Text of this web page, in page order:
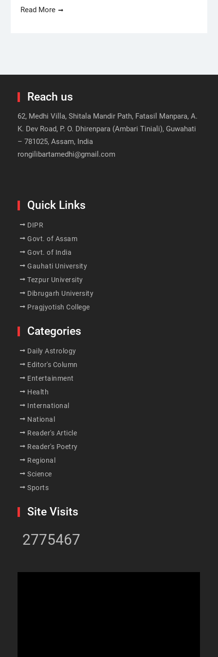
Read More
Reach us
62, Medhi Villa, Shitala Mandir Path, Fatasil Manpara, A.
K. Dev Road, P. O. Dhirenpara (Ambari Tiniali), Guwahati
– 781025, Assam, India
rongilibartamedhi@gmail.com
Quick Links
DIPR
Govt. of Assam
Govt. of India
Gauhati University
Tezpur University
Dibrugarh University
Pragjyotish College
Categories
Daily Astrology
Editor's Column
Entertainment
Health
International
National
Reader's Article
Reader's Poetry
Regional
Science
Sports
Site Visits
2775467